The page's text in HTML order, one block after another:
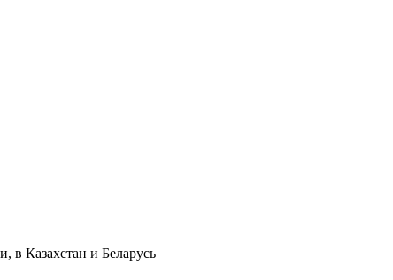
в Казахстан и Беларусь